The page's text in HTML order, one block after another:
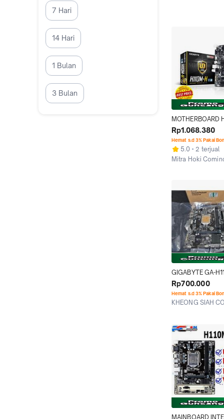
7 Hari
14 Hari
1 Bulan
3 Bulan
MOTHERBOARD
GIGABYTE
1151 DDR4
Rp1.068.380
Hemat s.d 3% Pakai
5.0
2 terjual
Mitra Hoki
GIGABYTE GA-
Mainboard ddr4
Rp700.000
Hemat s.d 3% Pakai
KHEONG SIAH
MAINBOARD